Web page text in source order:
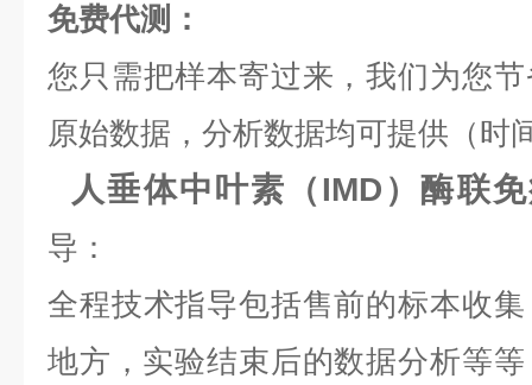
免费代测：
您只需把样本寄过来，我们为您
原始数据，分析数据均可提供（时
人垂体中叶素（IMD）酶联
导：
全程技术指导包括售前的标本收
地方，实验结束后的数据分析等